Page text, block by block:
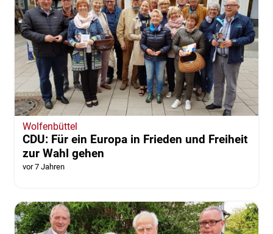
Wolfenbüttel
CDU: Für ein Europa in Frieden und Freiheit
zur Wahl gehen
vor 7 Jahren